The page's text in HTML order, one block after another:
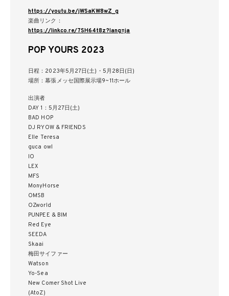
https://youtu.be/jWSaKW8wZ_g
楽曲リンク：
https://linkco.re/7SH64t8z?lang=ja
POP YOURS 2023
日程：2023年5月27日(土)・5月28日(日)
場所：幕張メッセ国際展示場9~11ホール
出演者
DAY 1：5月27日(土)
BAD HOP
DJ RYOW & FRIENDS
Elle Teresa
guca owl
IO
LEX
MFS
MonyHorse
OMSB
OZworld
PUNPEE & BIM
Red Eye
SEEDA
Skaai
梅田サイファー
Watson
Yo-Sea
New Comer Shot Live
(AtoZ)